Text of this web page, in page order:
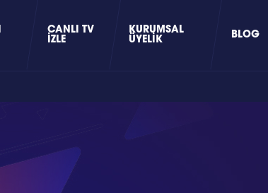
CANLI TV
İZLE
KURUMSAL
ÜYELIK
BLOG